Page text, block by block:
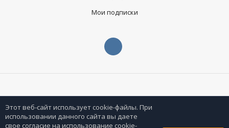
Мои подписки
Этот веб-сайт использует cookie-файлы. При
использовании данного сайта вы даете
свое согласие на использование cookie-